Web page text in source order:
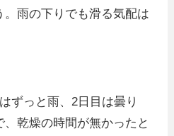
雨の下りでも滑る気配は
ずっと雨、2日目は曇り
乾燥の時間が無かったと